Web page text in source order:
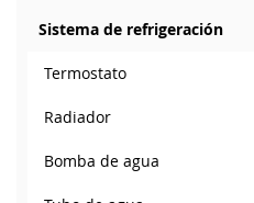
Sistema de refrigeración
Termostato
Radiador
Bomba de agua